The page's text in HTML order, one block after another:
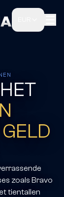
zoals Bravo
tientallen